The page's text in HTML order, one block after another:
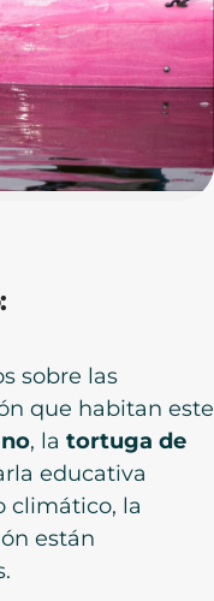
sobre las
que habitan este
, la tortuga de
educativa
climático, la
están